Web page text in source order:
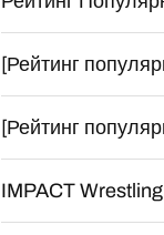
[Рейтинг
[Рейтинг
IMPACT